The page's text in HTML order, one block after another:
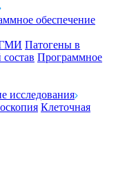
обеспечение
Патогены в
Программное
исследования
Клеточная